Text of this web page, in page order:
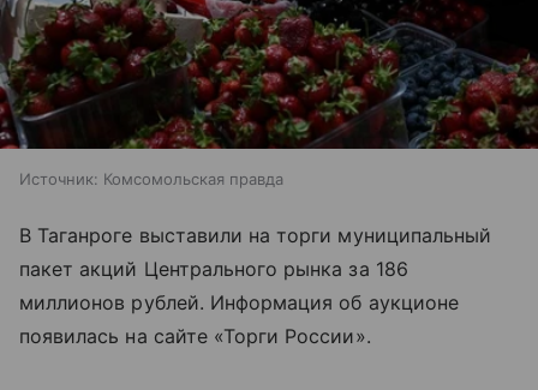
Источник: Комсомольская правда
В Таганроге выставили на торги муниципальный
пакет акций Центрального рынка за 186
миллионов рублей. Информация об аукционе
появилась на сайте «Торги России».